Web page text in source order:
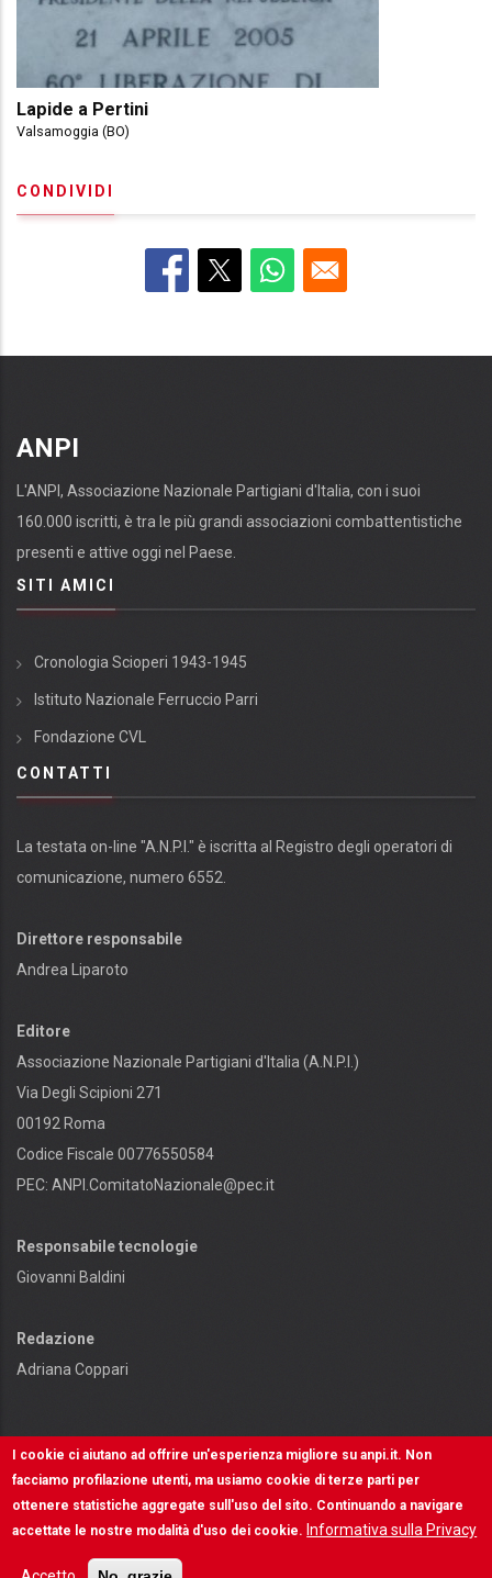
Lapide a Pertini
Valsamoggia (BO)
CONDIVIDI
ANPI
L'ANPI, Associazione Nazionale Partigiani d'Italia, con i suoi
160.000 iscritti, è tra le più grandi associazioni combattentistiche
presenti e attive oggi nel Paese.
SITI AMICI
Cronologia Scioperi 1943-1945
Istituto Nazionale Ferruccio Parri
Fondazione CVL
CONTATTI
La testata on-line "A.N.P.I." è iscritta al Registro degli operatori di
comunicazione, numero 6552.
Direttore responsabile
Andrea Liparoto
Editore
Associazione Nazionale Partigiani d'Italia (A.N.P.I.)
Via Degli Scipioni 271
00192 Roma
Codice Fiscale 00776550584
PEC: ANPI.ComitatoNazionale@pec.it
Responsabile tecnologie
Giovanni Baldini
Redazione
Adriana Coppari
Contenuti e diritti riservati - © ANPI - Made inOSCR
INFORMATIVA SULLA PRIVACY
I cookie ci aiutano ad offrire un'esperienza migliore su anpi.it. Non
facciamo profilazione utenti, ma usiamo cookie di terze parti per
ottenere statistiche aggregate sull'uso del sito. Continuando a navigare
accettate le nostre modalità d'uso dei cookie. Informativa sulla Privacy